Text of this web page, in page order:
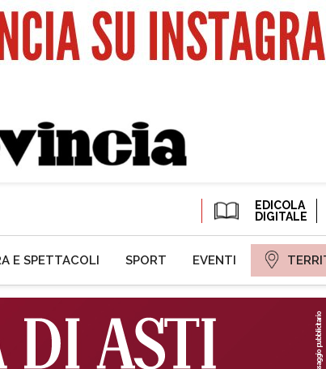
EDICOLA
DIGITALE
E SPETTACOLI SPORT EVENTI